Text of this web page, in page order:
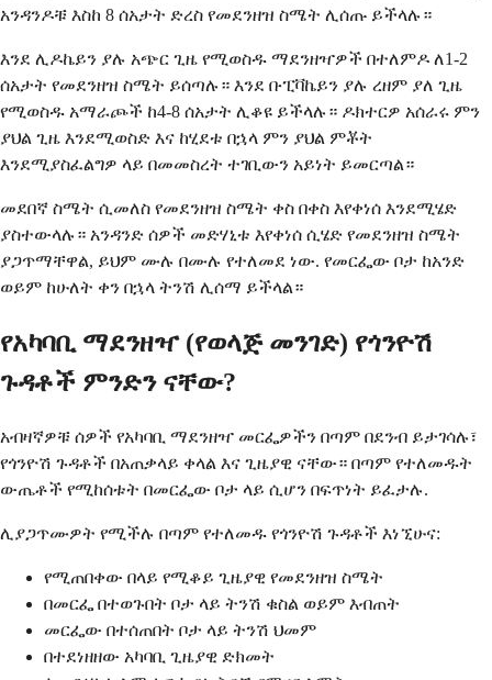
አንዳንዶቹ እስከ 8 ሰአታት ድረስ የመደንዘዝ ስሜት ሊሰጡ ይችላሉ።
እንደ ሊዶኬይን ያሉ አጭር ጊዜ የሚወስዱ ማደንዘዣዎች በተለምዶ ለ1-2
ሰአታት የመደንዘዝ ስሜት ይሰጣሉ። እንደ ቡፒቫኬይን ያሉ ረዘም ያለ ጊዜ
የሚወስዱ አማራጮች ከ4-8 ሰአታት ሊቆዩ ይችላሉ። ዶክተርዎ አሰራሩ ምን
ያህል ጊዜ እንደሚወስድ እና ከሂደቱ በኋላ ምን ያህል ምቾት
እንደሚያስፈልግዎ ላይ በመመስረት ተገቢውን አይነት ይመርጣል።
መደበኛ ስሜት ሲመለስ የመደንዘዝ ስሜት ቀስ በቀስ እየቀነሰ እንደሚሄድ
ያስተውላሉ። አንዳንድ ሰዎች መድሃኒቱ እየቀነሰ ሲሄድ የመደንዘዝ ስሜት
ያጋጥማቸዋል, ይህም ሙሉ በሙሉ የተለመደ ነው. የመርፌው ቦታ ከአንድ
ወይም ከሁለት ቀን በኋላ ትንሽ ሊሰማ ይችላል።
የአካባቢ ማደንዘዣ (የወላጅ መንገድ) የጎንዮሽ
ጉዳቶች ምንድን ናቸው?
አብዛኛዎቹ ሰዎች የአካባቢ ማደንዘዣ መርፌዎችን በጣም በደንብ ይታገሳሉ፣
የጎንዮሽ ጉዳቶች በአጠቃላይ ቀላል እና ጊዜያዊ ናቸው። በጣም የተለመዱት
ውጤቶች የሚከሰቱት በመርፌው ቦታ ላይ ሲሆን በፍጥነት ይፈታሉ.
ሊያጋጥሙዎት የሚችሉ በጣም የተለመዱ የጎንዮሽ ጉዳቶች እነኚሁና:
የሚጠበቀው በላይ የሚቆይ ጊዜያዊ የመደንዘዝ ስሜት
በመርፌ በተወጉበት ቦታ ላይ ትንሽ ቁስል ወይም እብጠት
መርፌው በተሰጠበት ቦታ ላይ ትንሽ ህመም
በተደነዘዘው አካባቢ ጊዜያዊ ድክመት